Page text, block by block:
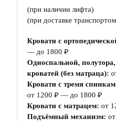
(при наличии лифта)
(при доставке
Кровати с
— до 1800 ₽
Односпальной,
кроватей (без матраца):
Кровати с тремя
от 1200 ₽ — до 1800 ₽
Кровати с матрацем: от
Подъёмный механизм: